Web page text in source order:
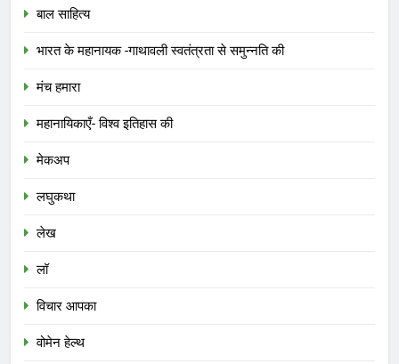
बाल साहित्य
भारत के महानायक -गाथावली स्वतंत्रता से समुन्नति की
मंच हमारा
महानायिकाएँ- विश्व इतिहास की
मेकअप
लघुकथा
लेख
लॉ
विचार आपका
वोमेन हेल्थ